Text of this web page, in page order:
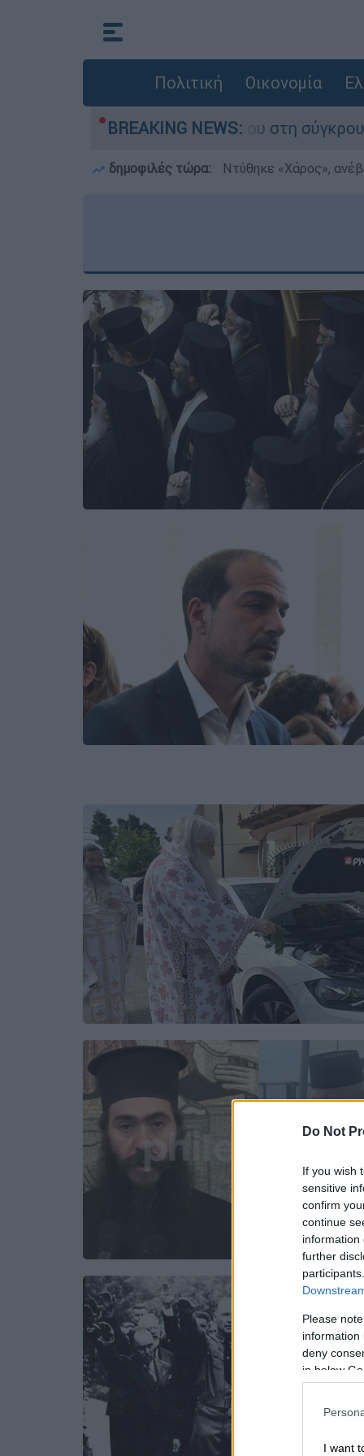
Do Not
If you wish
sensitive
confirm
continue
information
further
Please
information
deny
in below
I want
Πολιτική Οικονομία
BREAKING NEWS:
έχασε τη ζωή του στη σύγκρουση
δημοφιλές τώρα: Ντύθηκε «Χάρος»,